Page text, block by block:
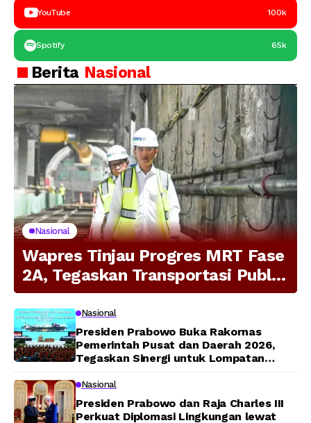
YouTube 100k
Spotify 65k
Berita Nasional
Nasional
Wapres Tinjau Progres MRT Fase
2A, Tegaskan Transportasi Publik
Modern Jadi Prioritas Nasional
Nasional
Presiden Prabowo Buka Rakornas
Pemerintah Pusat dan Daerah 2026,
Tegaskan Sinergi untuk Lompatan
Nasional
Presiden Prabowo dan Raja Charles III
Perkuat Diplomasi Lingkungan lewat